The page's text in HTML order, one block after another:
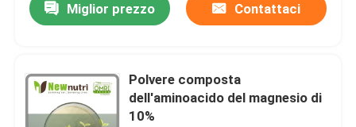
Miglior prezzo Contattaci
Polvere composta
dell'aminoacido del magnesio di
10%